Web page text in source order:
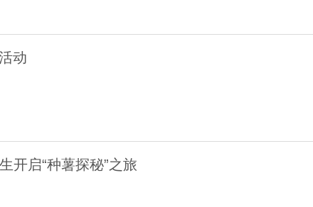
动
开启“种薯探秘”之旅